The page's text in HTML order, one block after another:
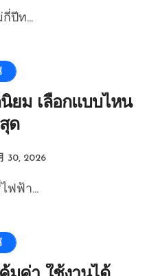
กี่ปีท...
ยม เลือกแบบไหน
ด
30, 2026
ฟฟ้า...